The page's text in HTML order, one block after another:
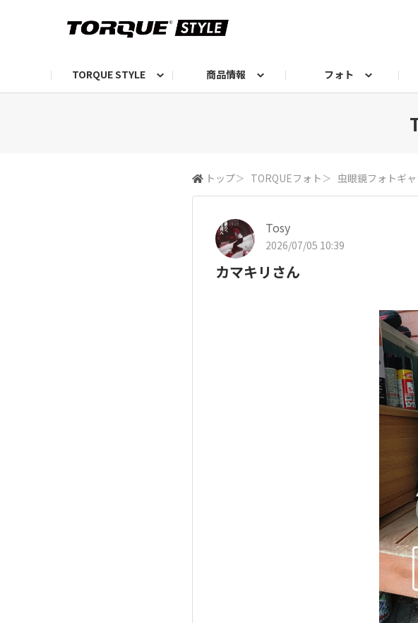
TORQUE STYLE 商品情報 フォト
トップ＞ TORQUEフォト ＞ 虫眼鏡フォトギ
Tosy
2026/07/05 10:39
カマキリさん